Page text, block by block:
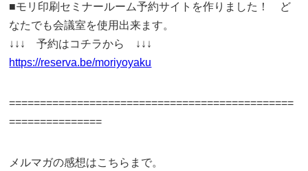
■モリ印刷セミナールーム予約サイトを作りました！ ど
なたでも会議室を使用出来ます。
↓↓↓ 予約はコチラから ↓↓↓
https://reserva.be/moriyoyaku
==============================================
===============
メルマガの感想はこちらまで。